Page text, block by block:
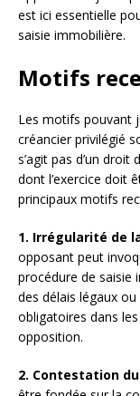
est ici essentielle
saisie immobilière.
Motifs
Les motifs pouvant
créancier privilégié
s’agit pas d’un
dont l’exercice doit
principaux motifs
1. Irrégularité de
opposant peut
procédure de saisie
des délais légaux
obligatoires dans
opposition.
2. Contestation